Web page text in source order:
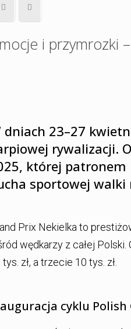
i przymrozki
dniach 23–27
rywalizacji.
której patronem
sportowej walki
Prix Nekielka to
wędkarzy z całej Polski.
tys. zł, a trzecie 10 tys. zł.
cyklu Polish